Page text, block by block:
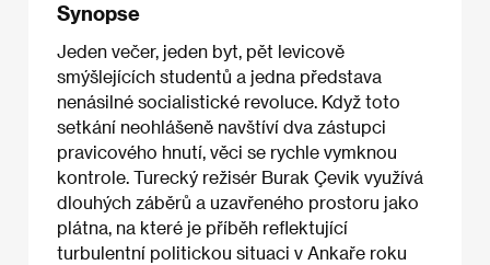
Synopse
Jeden večer, jeden byt, pět levicově
smýšlejících studentů a jedna představa
nenásilné socialistické revoluce. Když toto
setkání neohlášeně navštíví dva zástupci
pravicového hnutí, věci se rychle vymknou
kontrole. Turecký režisér Burak Çevik využívá
dlouhých záběrů a uzavřeného prostoru jako
plátna, na které je příběh reflektující
turbulentní politickou situaci v Ankaře roku